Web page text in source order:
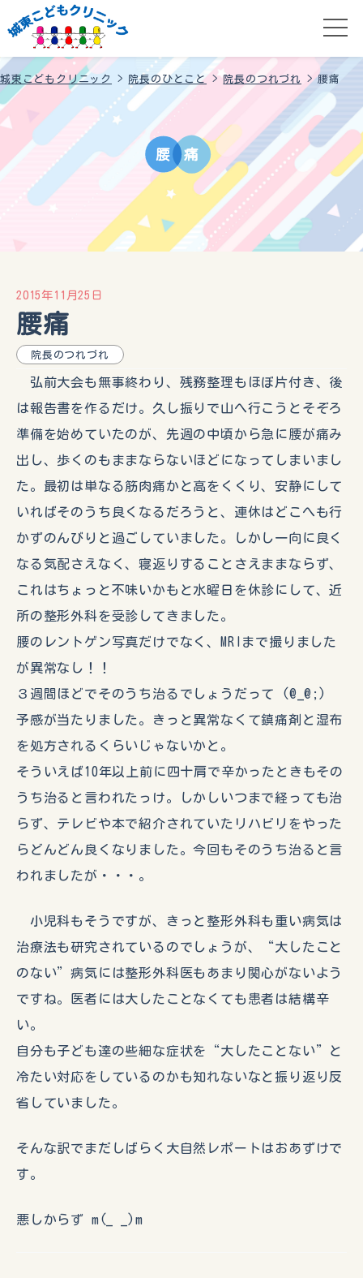
城東こどもクリニック > 院長のひとこと>院長のつれづれ >腰痛
腰 痛
2015年11月25日
腰痛
院長のつれづれ
弘前大会も無事終わり、残務整理もほぼ片付き、後
は報告書を作るだけ。久し振りで山へ行こうとそぞろ
準備を始めていたのが、先週の中頃から急に腰が痛み
出し、歩くのもままならないほどになってしまいまし
た。最初は単なる筋肉痛かと高をくくり、安静にして
いればそのうち良くなるだろうと、連休はどこへも行
かずのんびりと過ごしていました。しかし一向に良く
なる気配さえなく、寝返りすることさえままならず、
これはちょっと不味いかもと水曜日を休診にして、近
所の整形外科を受診してきました。
腰のレントゲン写真だけでなく、MRIまで撮りました
が異常なし！！
３週間ほどでそのうち治るでしょうだって (@_@;)
予感が当たりました。きっと異常なくて鎮痛剤と湿布
を処方されるくらいじゃないかと。
そういえば10年以上前に四十肩で辛かったときもその
うち治ると言われたっけ。しかしいつまで経っても治
らず、テレビや本で紹介されていたリハビリをやった
らどんどん良くなりました。今回もそのうち治ると言
われましたが・・・。
小児科もそうですが、きっと整形外科も重い病気は
治療法も研究されているのでしょうが、“大したこと
のない”病気には整形外科医もあまり関心がないよう
ですね。医者には大したことなくても患者は結構辛
い。
自分も子ども達の些細な症状を“大したことない”と
冷たい対応をしているのかも知れないなと振り返り反
省していました。
そんな訳でまだしばらく大自然レポートはおあずけで
す。
悪しからず m(_ _)m